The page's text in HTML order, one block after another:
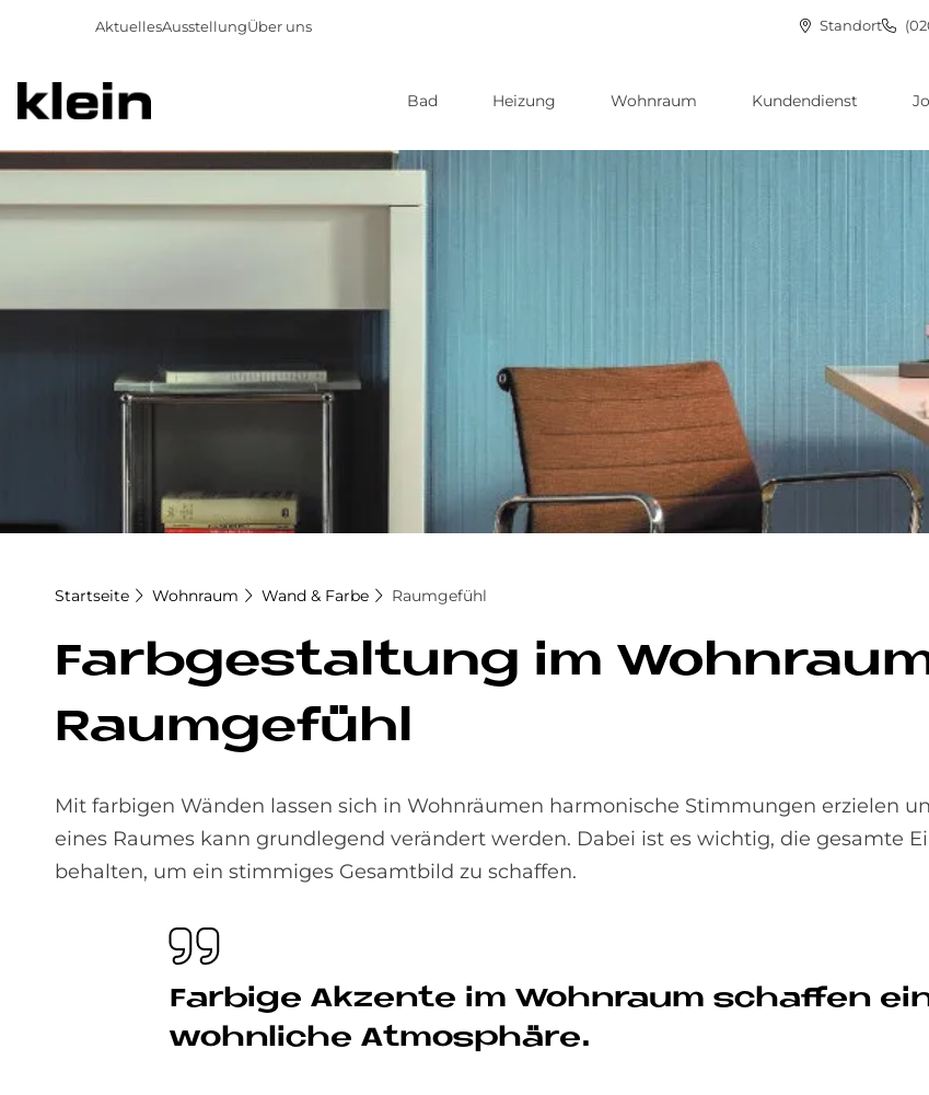
Direkt
zum
AktuellesAusstellungÜber uns Standort
Bad Heizung Wohnraum Kundendienst
Startseite Wohnraum Wand & Farbe Raumgefühl
Farb­ge­stal­tung im
Raum­ge­fühl
Mit farbigen Wänden lassen sich in Wohnräumen harmonische Stimmungen erzielen
eines Raumes kann grundlegend verändert werden. Dabei ist es wichtig, die gesamte
behalten, um ein stimmiges Gesamtbild zu schaffen.
Far­bi­ge Ak­zen­te im Wohn­raum schaf­fen
wohn­li­che At­mo­sphä­re.